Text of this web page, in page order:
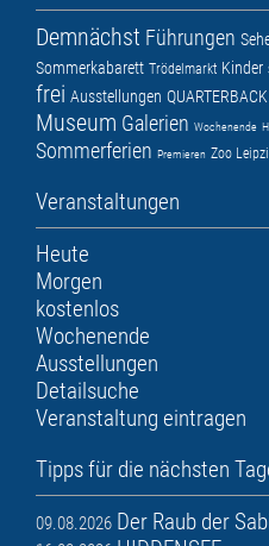
Demnächst Führungen
Sommerkabarett Trödelmarkt Kinder
frei Ausstellungen
Museum Galerien Wochenende
Sommerferien Premieren Zoo
Veranstaltungen
Heute
Morgen
kostenlos
Wochenende
Ausstellungen
Detailsuche
Veranstaltung eintragen
Tipps für die nächsten
09.08.2026 Der Raub der